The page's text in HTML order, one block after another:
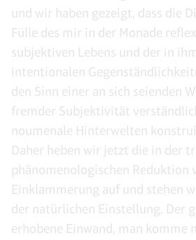
und wir haben gezeigt, dass die
Fülle des mir in der Monade
subjektiven Lebens und der in
intentionalen
den Sinn einer an sich seienden
fremder Subjektivität
noumenale Hinterwelten
Daher heben wir jetzt die in der
phänomenologischen Reduktion
Einklammerung auf und stehen
der natürlichen Einstellung. Der
erhobene Einwand, man komme